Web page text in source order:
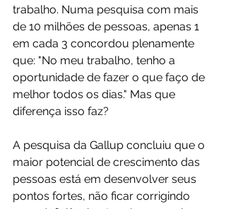
trabalho. Numa pesquisa com mais
de 10 milhões de pessoas, apenas 1
em cada 3 concordou plenamente
que: "No meu trabalho, tenho a
oportunidade de fazer o que faço de
melhor todos os dias." Mas que
diferença isso faz?
A pesquisa da Gallup concluiu que o
maior potencial de crescimento das
pessoas está em desenvolver seus
pontos fortes, não ficar corrigindo